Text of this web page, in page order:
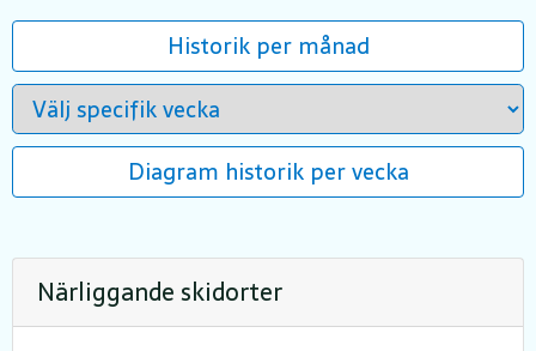
Historik per månad
Diagram historik per vecka
Närliggande skidorter